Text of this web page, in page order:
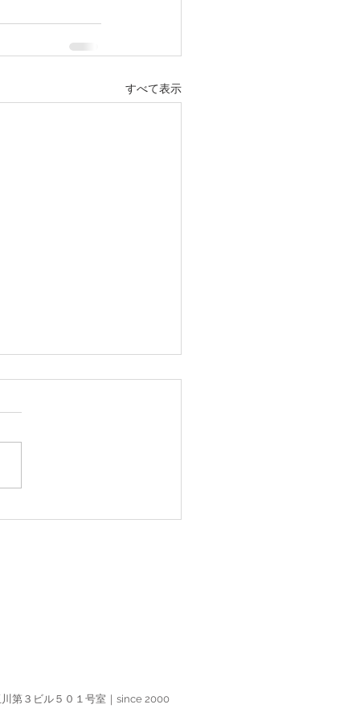
すべて表示
第３ビル５０１号室｜since 2000